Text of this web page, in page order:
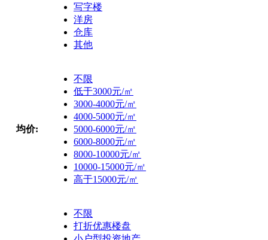
写字楼
洋房
仓库
其他
均价:
不限
低于3000元/㎡
3000-4000元/㎡
4000-5000元/㎡
5000-6000元/㎡
6000-8000元/㎡
8000-10000元/㎡
10000-15000元/㎡
高于15000元/㎡
不限
打折优惠楼盘